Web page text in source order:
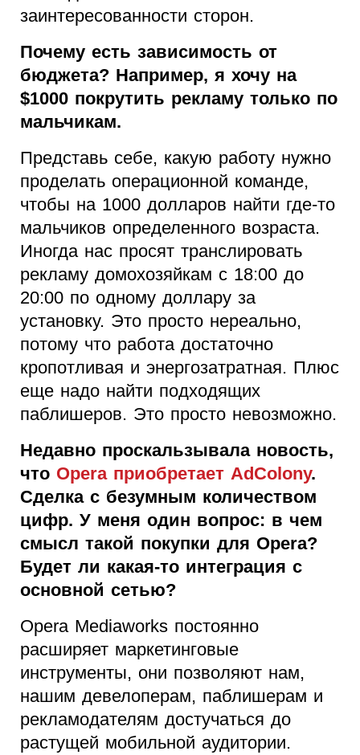
заинтересованности сторон.
Почему есть зависимость от
бюджета? Например, я хочу на
$1000 покрутить рекламу только по
мальчикам.
Представь себе, какую работу нужно
проделать операционной команде,
чтобы на 1000 долларов найти где-то
мальчиков определенного возраста.
Иногда нас просят транслировать
рекламу домохозяйкам с 18:00 до
20:00 по одному доллару за
установку. Это просто нереально,
потому что работа достаточно
кропотливая и энергозатратная. Плюс
еще надо найти подходящих
паблишеров. Это просто невозможно.
Недавно проскальзывала новость,
что Opera приобретает AdColony.
Сделка с безумным количеством
цифр. У меня один вопрос: в чем
смысл такой покупки для Opera?
Будет ли какая-то интеграция с
основной сетью?
Opera Mediaworks постоянно
расширяет маркетинговые
инструменты, они позволяют нам,
нашим девелоперам, паблишерам и
рекламодателям достучаться до
растущей мобильной аудитории.